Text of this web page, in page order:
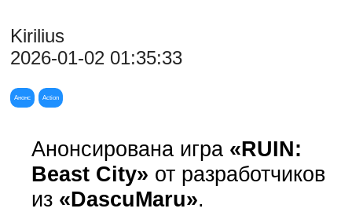
Kirilius
2026-01-02 01:35:33
Анонс Action
Анонсирована игра «RUIN:
Beast City» от разработчиков
из «DascuMaru».